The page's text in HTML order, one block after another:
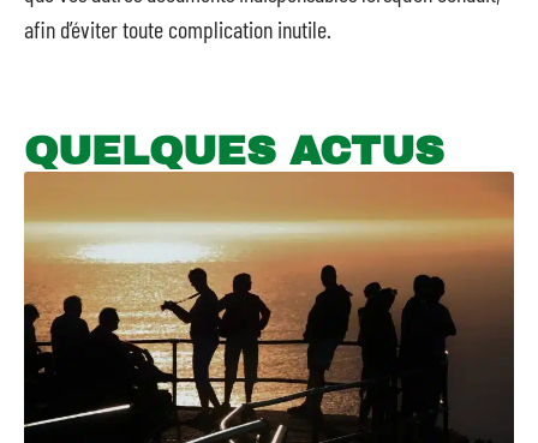
afin d’éviter toute complication inutile.
QUELQUES ACTUS